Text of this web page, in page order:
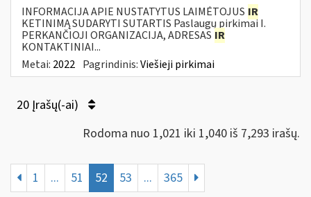
INFORMACIJA APIE NUSTATYTUS LAIMĖTOJUS IR
KETINIMĄ SUDARYTI SUTARTIS Paslaugų pirkimai I.
PERKANČIOJI ORGANIZACIJA, ADRESAS IR
KONTAKTINIAI...
Metai: 2022 Pagrindinis:Viešieji pirkimai
20 Įrašų(-ai)
Rodoma nuo 1,021 iki 1,040 iš 7,293 irašų.
1 ... 51 52 53 ... 365